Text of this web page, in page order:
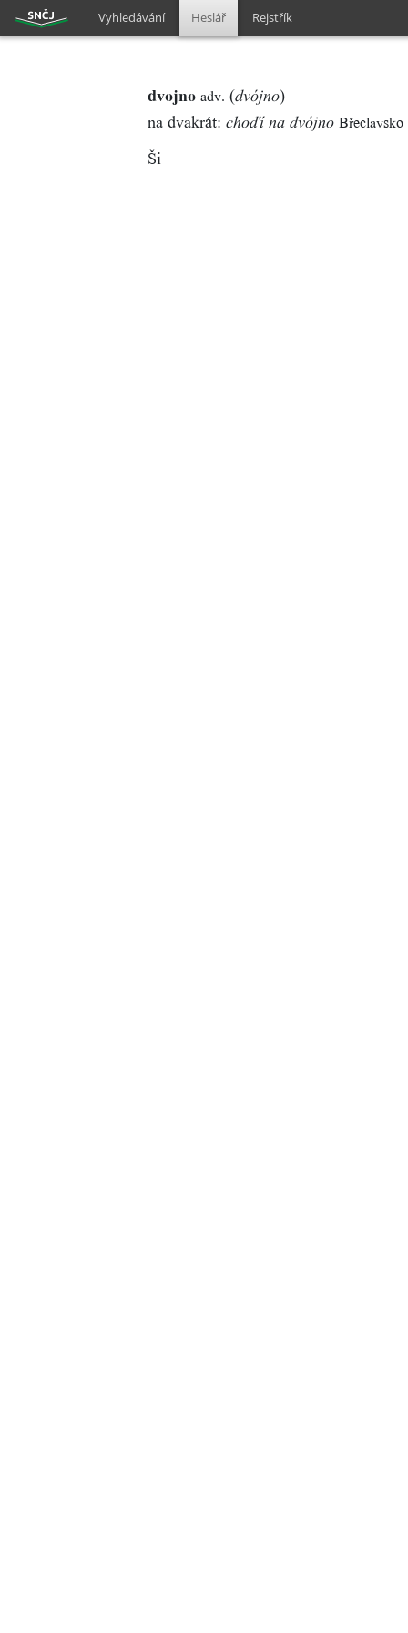
Vyhledávání Heslář Rejstřík
dvojno adv. (dvójno)
na dvakrát: choďí na dvójno Břeclavsko
Ši